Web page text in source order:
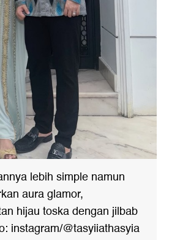
lebih simple namun
aura glamor,
hijau toska dengan jilbab
instagram/@tasyiiathasyia